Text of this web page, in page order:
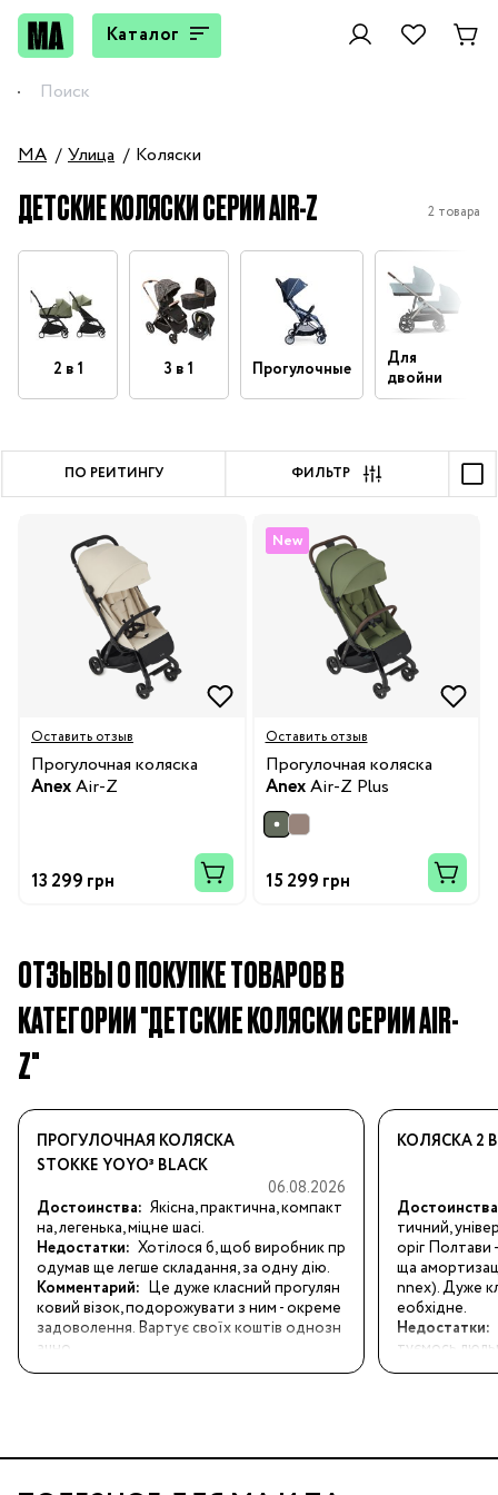
Каталог
MA Улица Коляски
ДЕТСКИЕ КОЛЯСКИ СЕРИИ AIR-Z 2 товара
2 в 1 3 в 1 Прогулочные
Для
двойни
ПО РЕЙТИНГУ ФИЛЬТР
Оставить отзыв
Прогулочная коляска
AnexAir-Z
13 299 грн
New
Оставить отзыв
Прогулочная коляска
AnexAir-Z Plus
15 299 грн
ОТЗЫВЫ О ПОКУПКЕ ТОВАРОВ В
КАТЕГОРИИ "ДЕТСКИЕ КОЛЯСКИ СЕРИИ AIR-
Z"
ПРОГУЛОЧНАЯ КОЛЯСКА
STOKKE YOYO³ BLACK
06.08.2026
Достоинства: Якісна, практична, компакт
на, легенька, міцне шасі.
Недостатки: Хотілося б, щоб виробник пр
одумав ще легше складання, за одну дію.
Комментарий: Це дуже класний прогулян
ковий візок, подорожувати з ним - окреме
задоволення. Вартує своїх коштів однозн
ачно.
КОЛЯСКА 2 В
тичний,
оріг Полтави
ща
nnex). Дуже
еобхідне.
Недостатки:
туємось